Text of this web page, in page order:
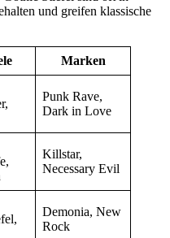
und greifen klassische
Marken
Punk Rave,
Dark in Love
Killstar,
Necessary Evil
Demonia, New
Rock